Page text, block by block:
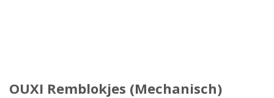
OUXI Remblokjes (Mechanisch)